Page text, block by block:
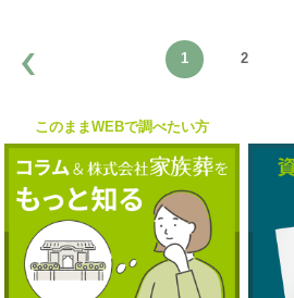
1 2
このままWEBで調べたい方